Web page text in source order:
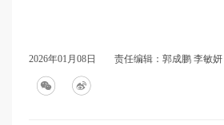
2026年01月08日 责任编辑：郭成鹏 李敏